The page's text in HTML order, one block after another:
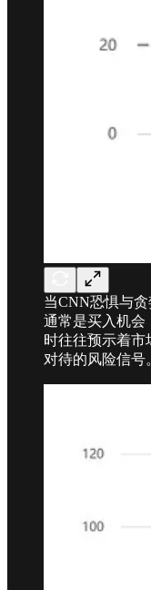
当CNN恐惧与
通常是买入机会
时往往预示着市
对待的风险信号